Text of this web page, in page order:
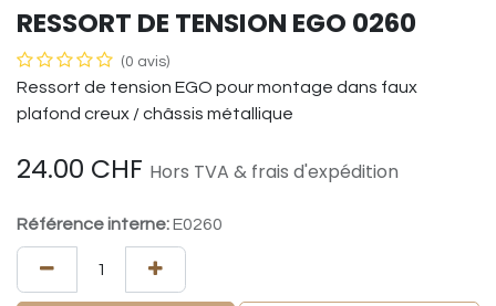
RESSORT DE TENSION EGO 0260
(0 avis)
Ressort de tension EGO pour montage dans faux
plafond creux / châssis métallique
24.00 CHF Hors TVA & frais d'expédition
Référence interne:E0260